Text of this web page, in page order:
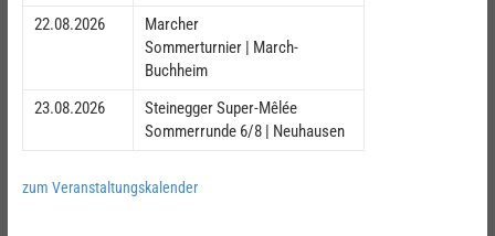
22.08.2026
Marcher
Sommerturnier | March-
Buchheim
23.08.2026
Steinegger Super-Mêlée
Sommerrunde 6/8 | Neuhausen
zum Veranstaltungskalender